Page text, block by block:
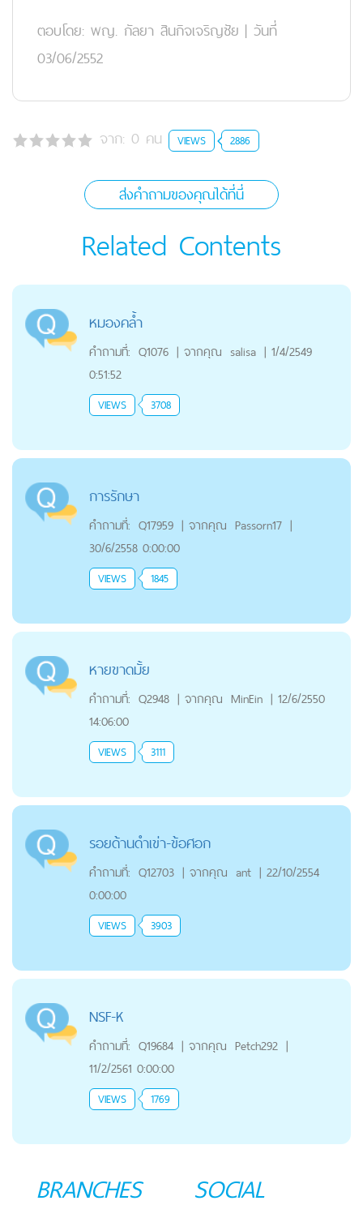
ตอบโดย: พญ. กัลยา สินกิจเจริญชัย | วันที่
03/06/2552
จาก: 0 คน VIEWS 2886
ส่งคำถามของคุณได้ที่นี่
Related Contents
หมองคล้ำ
คำถามที่: Q1076 | จากคุณ salisa | 1/4/2549
0:51:52
VIEWS 3708
การรักษา
คำถามที่: Q17959 | จากคุณ Passorn17 |
30/6/2558 0:00:00
VIEWS 1845
หายขาดมั้ย
คำถามที่: Q2948 | จากคุณ MinEin | 12/6/2550
14:06:00
VIEWS 3111
รอยด้านดำเข่า-ข้อศอก
คำถามที่: Q12703 | จากคุณ ant | 22/10/2554
0:00:00
VIEWS 3903
NSF-K
คำถามที่: Q19684 | จากคุณ Petch292 |
11/2/2561 0:00:00
VIEWS 1769
BRANCHES
SOCIAL